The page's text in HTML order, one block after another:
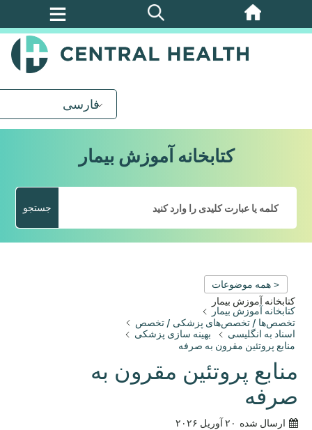
پرش
فارسی
کتابخانه آموزش بیمار
جستجو
< همه موضوعات
کتابخانه آموزش بیمار
کتابخانه آموزش بیمار
تخصص‌ها / تخصص‌های پزشکی / تخصص
اسناد به انگلیسی
بهینه سازی پزشکی
منابع پروتئین مقرون به صرفه
منابع پروتئین مقرون به
صرفه
ارسال شده ۲۰ آوریل ۲۰۲۶